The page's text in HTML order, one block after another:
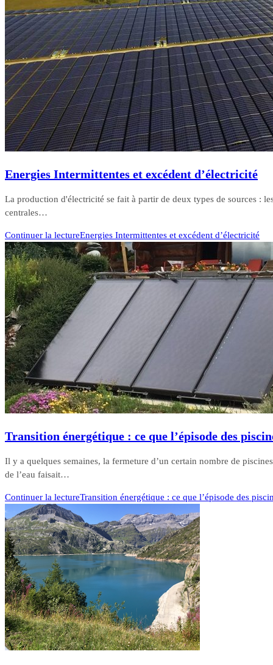
Energies Intermittentes et excédent d’électricité
La production d'électricité se fait à partir de deux types de sources :
centrales…
Continuer la lectureEnergies Intermittentes et excédent d’électricité
Transition énergétique : ce que l’épisode des
Il y a quelques semaines, la fermeture d’un certain nombre de
de l’eau faisait…
Continuer la lectureTransition énergétique : ce que l’épisode des